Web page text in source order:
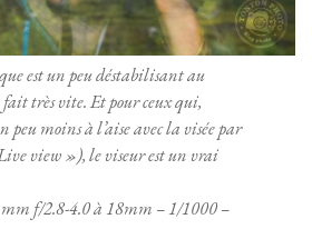
est un peu déstabilisant au
fait très vite. Et pour ceux qui,
peu moins à l’aise avec la visée par
view »), le viseur est un vrai
f/2.8-4.0 à 18mm – 1/1000 –